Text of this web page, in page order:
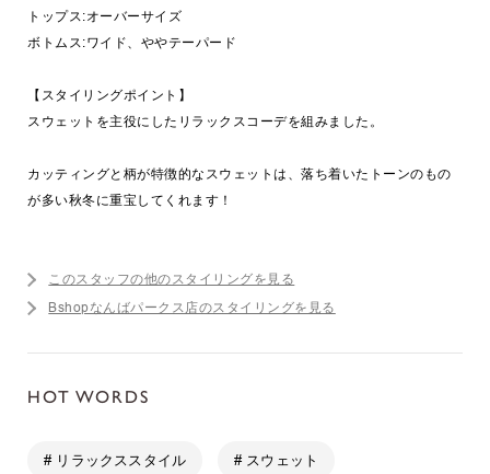
トップス:オーバーサイズ
ボトムス:ワイド、ややテーパード
【スタイリングポイント】
スウェットを主役にしたリラックスコーデを組みました。
カッティングと柄が特徴的なスウェットは、落ち着いたトーンのもの
が多い秋冬に重宝してくれます！
このスタッフの他のスタイリングを見る
Bshopなんばパークス店のスタイリングを見る
HOT WORDS
# リラックススタイル # スウェット